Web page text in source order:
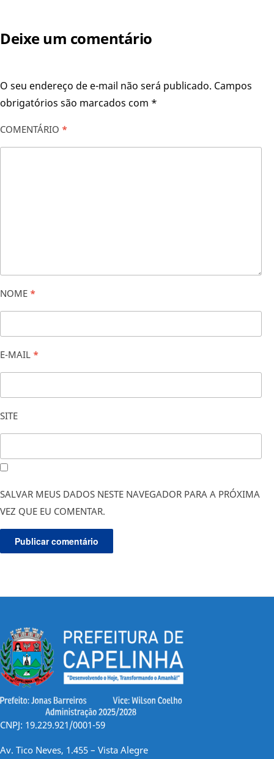
Deixe um comentário
O seu endereço de e-mail não será publicado. Campos
obrigatórios são marcados com *
COMENTÁRIO *
NOME *
E-MAIL *
SITE
SALVAR MEUS DADOS NESTE NAVEGADOR PARA A PRÓXIMA
VEZ QUE EU COMENTAR.
CNPJ: 19.229.921/0001-59
Av. Tico Neves, 1.455 – Vista Alegre